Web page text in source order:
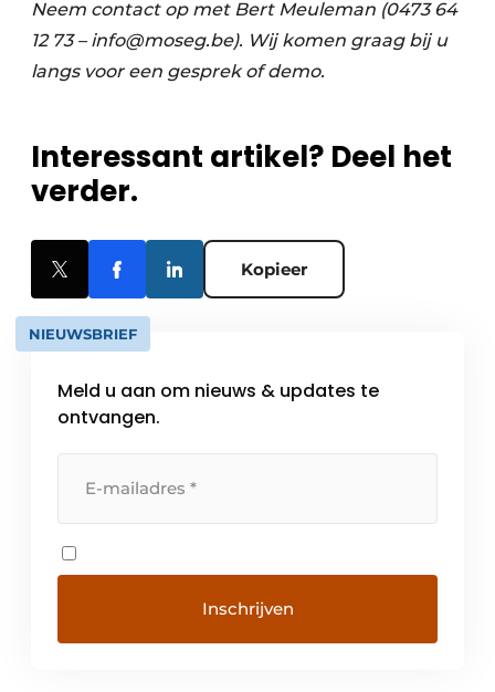
Neem contact op met Bert Meuleman (0473 64
12 73 – info@moseg.be). Wij komen graag bij u
langs voor een gesprek of demo.
Interessant artikel? Deel het
verder.
Kopieer
NIEUWSBRIEF
Meld u aan om nieuws & updates te
ontvangen.